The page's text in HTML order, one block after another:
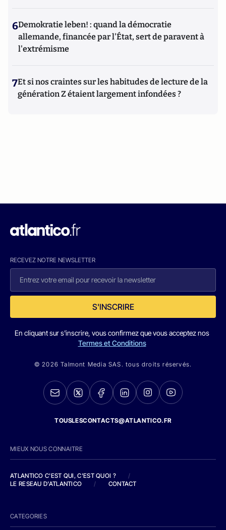
6Demokratie leben! : quand la démocratie
allemande, financée par l'État, sert de paravent à
l'extrémisme
7Et si nos craintes sur les habitudes de lecture de la
génération Z étaient largement infondées ?
RECEVEZ NOTRE NEWSLETTER
S'INSCRIRE
En cliquant sur s'inscrire, vous confirmez que vous acceptez nos
Termes et Conditions
© 2026 Talmont Media SAS. tous droits réservés.
TOUSLESCONTACTS@ATLANTICO.FR
MIEUX NOUS CONNAITRE
ATLANTICO C'EST QUI, C'EST QUOI ?
/
LE RESEAU D'ATLANTICO
/ CONTACT
CATEGORIES